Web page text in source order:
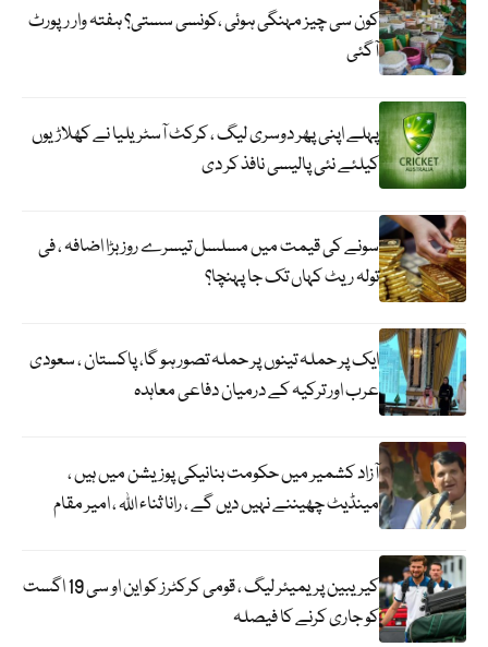
کون سی چیز مہنگی ہوئی ،کونسی سستی؟ ہفتہ وار رپورٹ
آگئی
پہلے اپنی پھر دوسری لیگ ، کرکٹ آسٹریلیا نے کھلاڑیوں
کیلئے نئی پالیسی نافذ کر دی
سونے کی قیمت میں مسلسل تیسرے روز بڑا اضافہ ، فی
تولہ ریٹ کہاں تک جا پہنچا؟
ایک پر حملہ تینوں پر حملہ تصور ہو گا، پاکستان ، سعودی
عرب اور ترکیہ کے درمیان دفاعی معاہدہ
آزاد کشمیر میں حکومت بنانیکی پوزیشن میں ہیں ،
مینڈیٹ چھیننے نہیں دیں گے ، رانا ثناء اللہ ، امیر مقام
کیریبین پریمیئر لیگ ، قومی کرکٹرز کو این او سی 19 اگست
کو جاری کرنے کا فیصلہ